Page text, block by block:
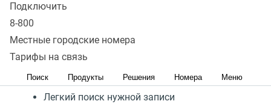
Подключить
8-800
Местные городские номера
Тарифы на связь
Поиск Продукты Решения Номера Меню
Добавление записей в избранное
записывать
Исключения для записи разговоров
руководства
Легкий поиск нужной записи